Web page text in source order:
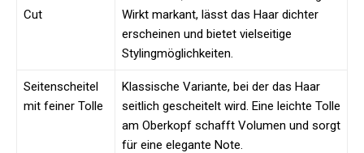
Cut
Wirkt markant, lässt das Haar dichter
erscheinen und bietet vielseitige
Stylingmöglichkeiten.
Seitenscheitel
mit feiner Tolle
Klassische Variante, bei der das Haar
seitlich gescheitelt wird. Eine leichte Tolle
am Oberkopf schafft Volumen und sorgt
für eine elegante Note.